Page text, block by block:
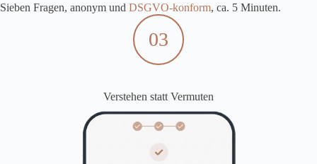
Sieben Fragen, anonym und DSGVO-konform, ca. 5 Minuten.
03
Verstehen statt Vermuten